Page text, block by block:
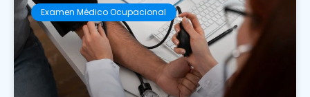
Examen Médico Ocupacional